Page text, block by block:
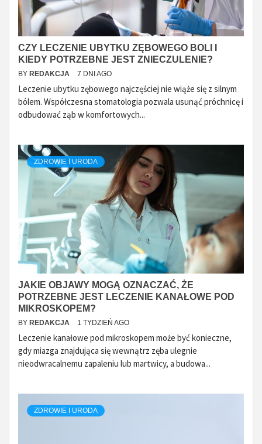
CZY LECZENIE UBYTKU ZĘBOWEGO BOLI I
KIEDY POTRZEBNE JEST ZNIECZULENIE?
BY REDAKCJA 7 DNI AGO
Leczenie ubytku zębowego najczęściej nie wiąże się z silnym
bólem. Współczesna stomatologia pozwala usunąć próchnicę i
odbudować ząb w komfortowych...
ZDROWIE I URODA
JAKIE OBJAWY MOGĄ OZNACZAĆ, ŻE
POTRZEBNE JEST LECZENIE KANAŁOWE POD
MIKROSKOPEM?
BY REDAKCJA 1 TYDZIEŃ AGO
Leczenie kanałowe pod mikroskopem może być konieczne,
gdy miazga znajdująca się wewnątrz zęba ulegnie
nieodwracalnemu zapaleniu lub martwicy, a budowa...
ZDROWIE I URODA